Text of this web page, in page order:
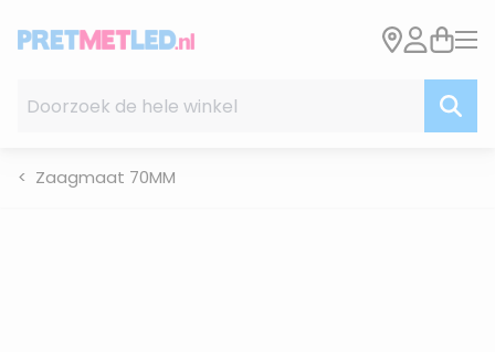
Zaagmaat 70MM